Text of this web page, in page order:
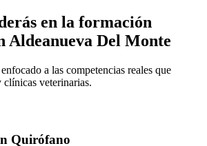
en la formación
Aldeanueva Del Monte
a las competencias reales que
veterinarias.
Quirófano